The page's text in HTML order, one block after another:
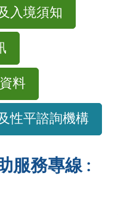
入境須知
料
性平諮詢機構
服務專線 :